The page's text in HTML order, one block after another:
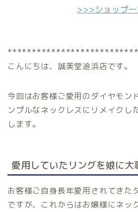
>>>ショップ
こんにちは、誠美堂追浜店です。
今回はお客様ご愛用のダイヤモン
ンプルなネックレスにリメイクし
します。
愛用していたリングを娘に大
お客様ご自身長年愛用されてきた
ですが、これからはお嬢様にネッ